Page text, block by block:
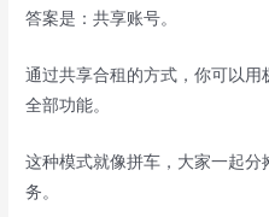
答案是：共享账号。
通过共享合租的方式，你可以
全部功能。
这种模式就像拼车，大家一起
务。